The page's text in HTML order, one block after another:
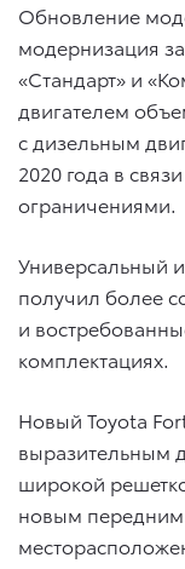
Обновление
модернизация
«Стандарт» и
двигателем
с дизельным
2020 года в
ограничениями.
Универсальный
получил более
и
комплектациях.
Новый Toyota
выразительным
широкой
новым